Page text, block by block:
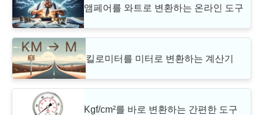
앰페어를 와트로 변환하는 온라인 도구
킬로미터를 미터로 변환하는 계산기
Kgf/cm²를 바로 변환하는 간편한 도구